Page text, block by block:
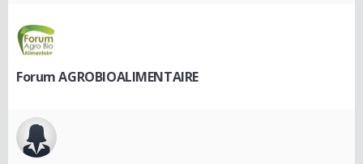
Forum AGROBIOALIMENTAIRE